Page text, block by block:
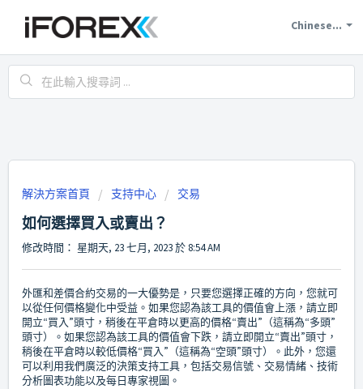
Chinese...
解決方案首頁 支持中心 交易
如何選擇買入或賣出？
修改時間： 星期天, 23 七月, 2023 於 8:54 AM
外匯和差價合約交易的一大優勢是，只要您選擇正確的方向，您就可
以從任何價格變化中受益。如果您認為該工具的價值會上漲，請立即
開立“買入”頭寸，稍後在平倉時以更高的價格“賣出”（這稱為“多頭”
頭寸）。如果您認為該工具的價值會下跌，請立即開立“賣出”頭寸，
稍後在平倉時以較低價格“買入”（這稱為“空頭”頭寸）。此外，您還
可以利用我們廣泛的決策支持工具，包括交易信號、交易情緒、技術
分析圖表功能以及每日專家視圖。